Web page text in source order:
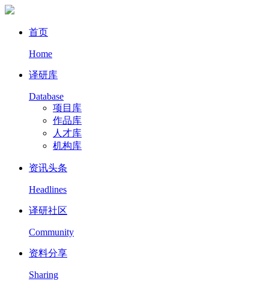
首页
Home
译研库
Database
项目库
作品库
人才库
机构库
资讯头条
Headlines
译研社区
Community
资料分享
Sharing